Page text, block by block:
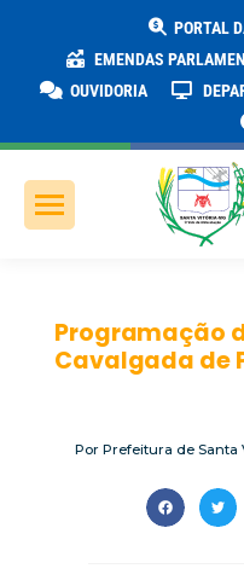
PORTAL
EMENDAS
OUVIDORIA
Programação
Cavalgada de
Por Prefeitura de Santa